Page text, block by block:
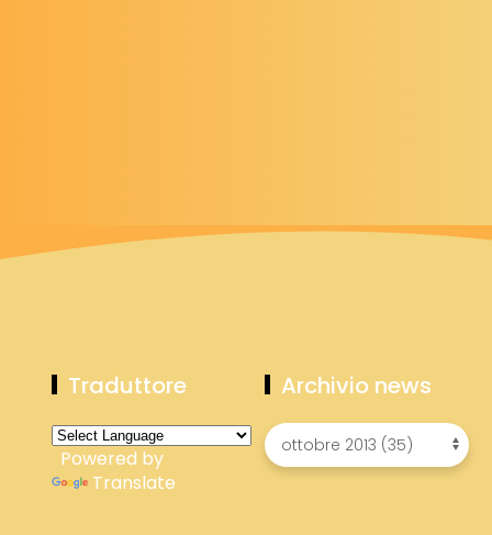
Traduttore
Powered by
Translate
Archivio news